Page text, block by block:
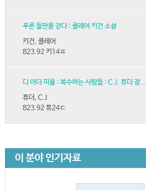
푸른 들판을 걷다 : 클레어 키건 소설
키건, 클레어
823.92 키14ㅍ
디 아더 피플 : 복수하는 사람들 : C.J. 튜더 장...
튜더, C.J
823.92 튜24ㄷ
이 분야 인기자료